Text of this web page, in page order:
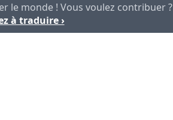
le monde ! Vous voulez contribuer ?
à traduire ›